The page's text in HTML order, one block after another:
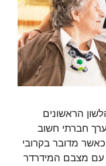
הראשונים
חברתי חשוב
מדובר בקרובי
עם מצבם המידרדר